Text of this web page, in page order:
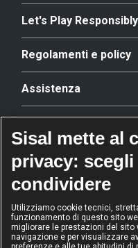
Let's Play Responsibly
Regolamenti e policy
Assistenza
Riconoscimenti
2024
Operatore
dell'anno
2024
Operatore
Scommesse
Sisal mette al
privacy:
condividere
Utilizziamo cookie tecnici,
funzionamento di questo sito
migliorare le prestazioni del sito
navigazione e per visualizzare